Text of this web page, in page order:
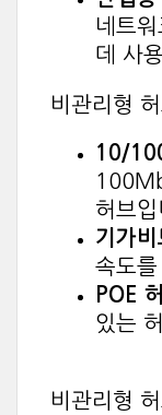
네트
데 사
비관리형
10/
허브입
기가
속도를
POE
있는
비관리형